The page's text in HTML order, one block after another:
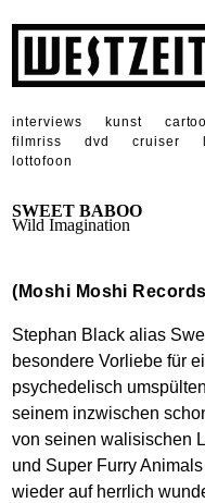
interviews kunst
filmriss
dvd cruiser
lottofoon
SWEET BABOO
Wild Imagination
(Moshi Moshi
Stephan Black alias
besondere Vorliebe für
psychedelisch
seinem inzwischen
von seinen walisischen
und Super Furry
wieder auf herrlich